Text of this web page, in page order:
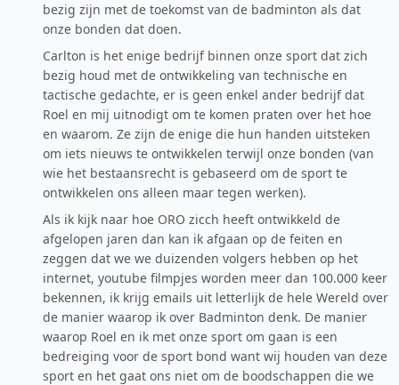
bezig zijn met de toekomst van de badminton als dat
onze bonden dat doen.
Carlton is het enige bedrijf binnen onze sport dat zich
bezig houd met de ontwikkeling van technische en
tactische gedachte, er is geen enkel ander bedrijf dat
Roel en mij uitnodigt om te komen praten over het hoe
en waarom. Ze zijn de enige die hun handen uitsteken
om iets nieuws te ontwikkelen terwijl onze bonden (van
wie het bestaansrecht is gebaseerd om de sport te
ontwikkelen ons alleen maar tegen werken).
Als ik kijk naar hoe ORO zicch heeft ontwikkeld de
afgelopen jaren dan kan ik afgaan op de feiten en
zeggen dat we we duizenden volgers hebben op het
internet, youtube filmpjes worden meer dan 100.000 keer
bekennen, ik krijg emails uit letterlijk de hele Wereld over
de manier waarop ik over Badminton denk. De manier
waarop Roel en ik met onze sport om gaan is een
bedreiging voor de sport bond want wij houden van deze
sport en het gaat ons niet om de boodschappen die we